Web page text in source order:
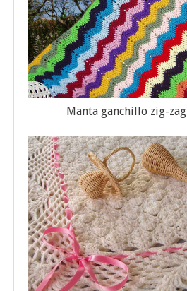
Manta ganchillo zig-zag